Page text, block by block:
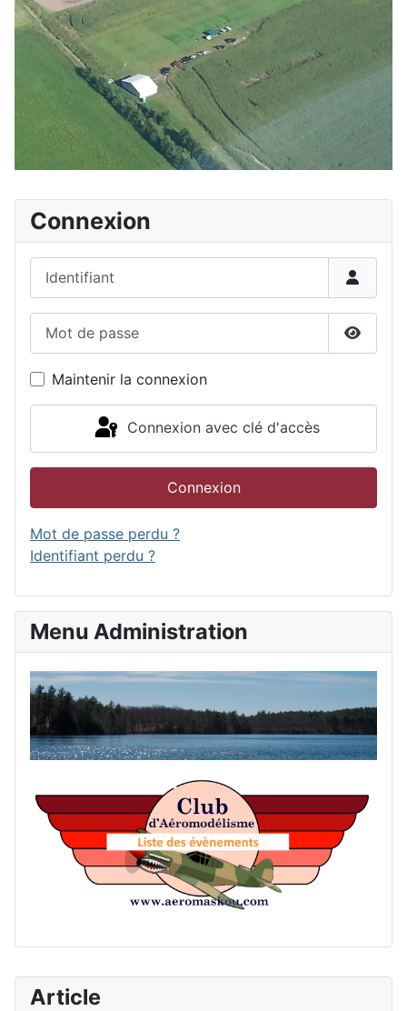
Article
Connexion
Maintenir la connexion
Connexion avec clé d'accès
Connexion
Mot de passe perdu ?
Identifiant perdu ?
Menu Administration